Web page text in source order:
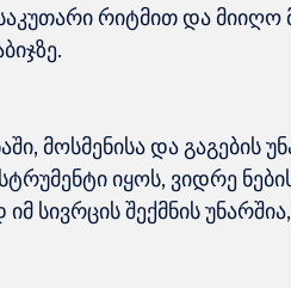
რიტმით და მიიღო
მოსმენისა და გაგების
იყოს, ვიდრე
სივრცის შექმნის